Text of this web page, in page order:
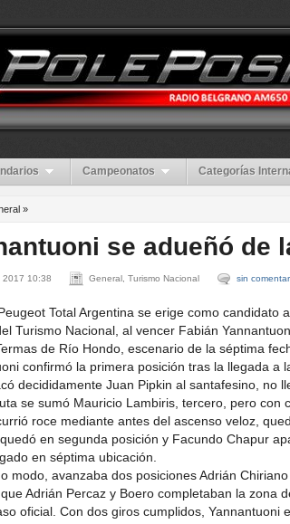
Campeonatos Categorías
»
se adueñó de
2017 10:38 General, Turismo Nacional sin
Total Argentina se erige como candidato
Turismo Nacional, al vencer Fabián
de Río Hondo, escenario de la séptima
confirmó la primera posición tras la llegada a
decididamente Juan Pipkin al santafesino, no
se sumó Mauricio Lambiris, tercero, pero con
roce mediante antes del ascenso veloz,
en segunda posición y Facundo Chapur
en séptima ubicación.
modo, avanzaba dos posiciones Adrián
Adrián Percaz y Boero completaban la zona
oficial. Con dos giros cumplidos, Yannantuoni